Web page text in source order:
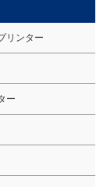
リンター
ー